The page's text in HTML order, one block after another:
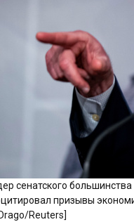
сенатского
призывы
Reuters]